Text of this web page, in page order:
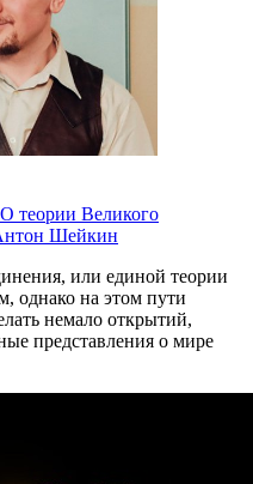
теории Великого
Шейкин
или единой теории
однако на этом пути
немало открытий,
представления о мире